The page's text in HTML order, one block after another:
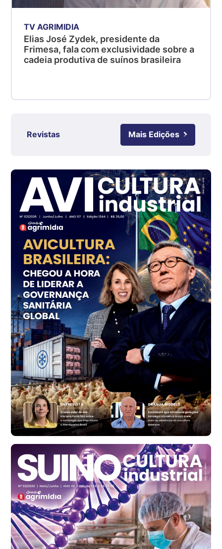
Suíno - Estadual
SC
R$ 4,48
Ovo Branco - Regional
cx
Ovo Branco - Regional
Branco
R$ 145,34
cx
Ovo Vermelho - Regional
Grande São Paulo (SP)
R$ 155,59
cx
Ovo Vermelho - Regional
Vermelho
R$ 159,31
cx
Ovo Branco - Regional
Bastos (SP)
R$ 134,40
cx
Ovo Vermelho - Regional
Bastos (SP)
R$ 147,87
cx
Frango - Indicador
SP
R$ 7,13
kg
Frango - Indicador
SP
R$ 7,15
kg
TV AGRIMIDIA
Elias José Zydek, presidente da
Frimesa, fala com exclusividade sobre a
cadeia produtiva de suínos brasileira
Revistas Mais Edições